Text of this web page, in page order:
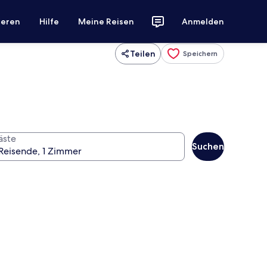
Hilfe Meine Reisen Anmelden
Teilen Speichern
Suchen